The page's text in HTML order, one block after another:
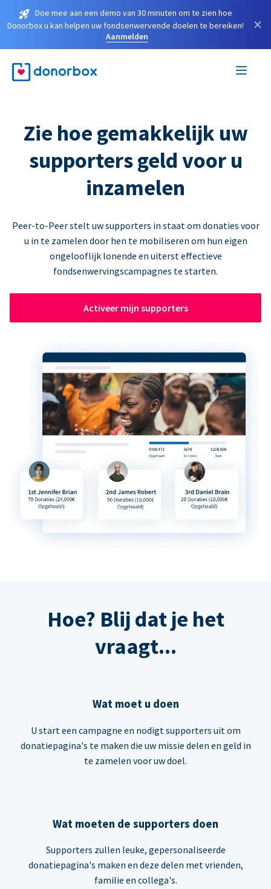
Doe mee aan een demo van 30 minuten om te zien hoe
Donorbox u kan helpen uw fondsenwervende doelen te bereiken!
Aanmelden
×
Zie hoe gemakkelijk uw
supporters geld voor u
inzamelen
Peer-to-Peer stelt uw supporters in staat om donaties voor
u in te zamelen door hen te mobiliseren om hun eigen
ongelooflijk lonende en uiterst effectieve
fondsenwervingscampagnes te starten.
Activeer mijn supporters
Hoe? Blij dat je het
vraagt...
Wat moet u doen
U start een campagne en nodigt supporters uit om
donatiepagina's te maken die uw missie delen en geld in
te zamelen voor uw doel.
Wat moeten de supporters doen
Supporters zullen leuke, gepersonaliseerde
donatiepagina's maken en deze delen met vrienden,
familie en collega's.